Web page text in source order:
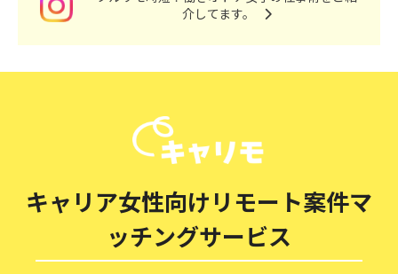
介してます。
キャリア女性向けリモート案件マ
ッチングサービス